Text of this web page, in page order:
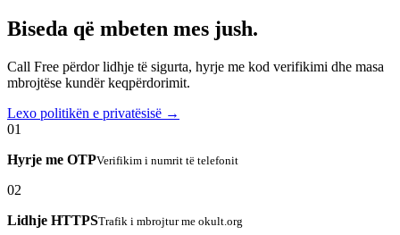
Biseda që mbeten mes jush.
Call Free përdor lidhje të sigurta, hyrje me kod verifikimi dhe masa
mbrojtëse kundër keqpërdorimit.
Lexo politikën e privatësisë →
01
Hyrje me OTPVerifikim i numrit të telefonit
02
Lidhje HTTPSTrafik i mbrojtur me okult.org